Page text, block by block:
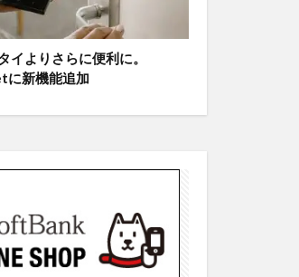
イよりさらに便利に。
に新機能追加